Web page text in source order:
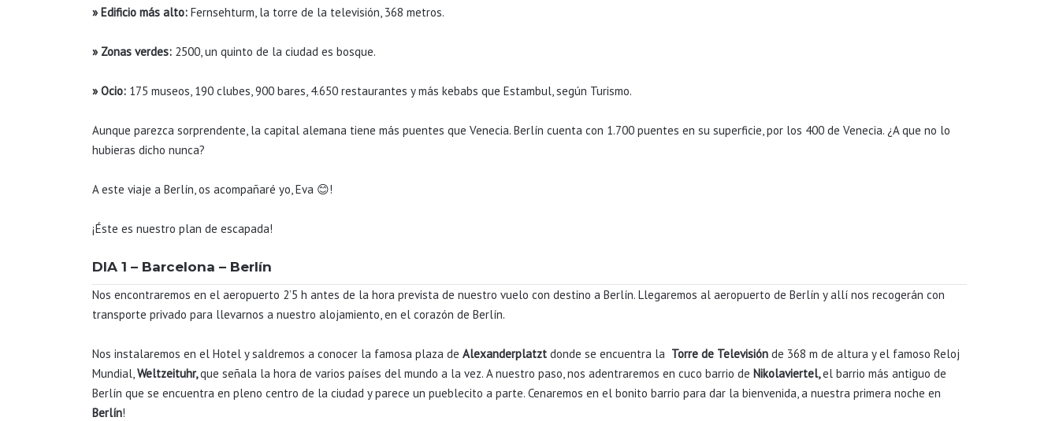
» Edificio más alto: Fernsehturm, la torre de la televisión, 368 metros.
» Zonas verdes: 2500, un quinto de la ciudad es bosque.
» Ocio: 175 museos, 190 clubes, 900 bares, 4.650 restaurantes y más kebabs que Estambul, según Turismo.
Aunque parezca sorprendente, la capital alemana tiene más puentes que Venecia. Berlín cuenta con 1.700 puentes en su superficie, por los 400 de Venecia. ¿A que no lo
hubieras dicho nunca?
A este viaje a Berlín, os acompañaré yo, Eva 😊!
¡Éste es nuestro plan de escapada!
DIA 1 – Barcelona – Berlín
Nos encontraremos en el aeropuerto 2’5 h antes de la hora prevista de nuestro vuelo con destino a Berlín. Llegaremos al aeropuerto de Berlín y allí nos recogerán con
transporte privado para llevarnos a nuestro alojamiento, en el corazón de Berlín.
Nos instalaremos en el Hotel y saldremos a conocer la famosa plaza de Alexanderplatzt donde se encuentra la Torre de Televisión de 368 m de altura y el famoso Reloj
Mundial,Weltzeituhr,que señala la hora de varios países del mundo a la vez. A nuestro paso, nos adentraremos en cuco barrio de Nikolaviertel,el barrio más antiguo de
Berlín que se encuentra en pleno centro de la ciudad y parece un pueblecito a parte. Cenaremos en el bonito barrio para dar la bienvenida, a nuestra primera noche en
Berlín!